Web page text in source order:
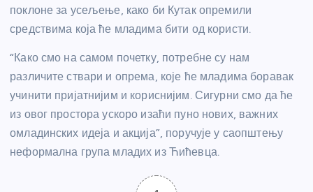
поклоне за усељење, како би Кутак опремили
средствима која ће младима бити од користи.
“Како смо на самом почетку, потребне су нам
различите ствари и опрема, које ће младима боравак
учинити пријатнијим и кориснијим. Сигурни смо да ће
из овог простора ускоро изаћи пуно нових, важних
омладинских идеја и акција”, поручује у саопштењу
неформална група младих из Ћићевца.